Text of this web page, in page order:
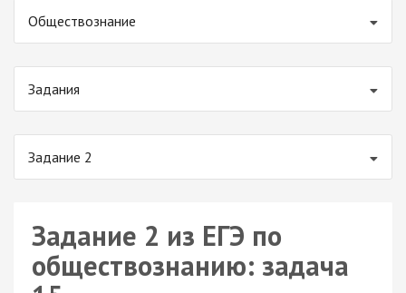
Обществознание
Задания
Задание 2
Задание 2 из ЕГЭ по
обществознанию: задача